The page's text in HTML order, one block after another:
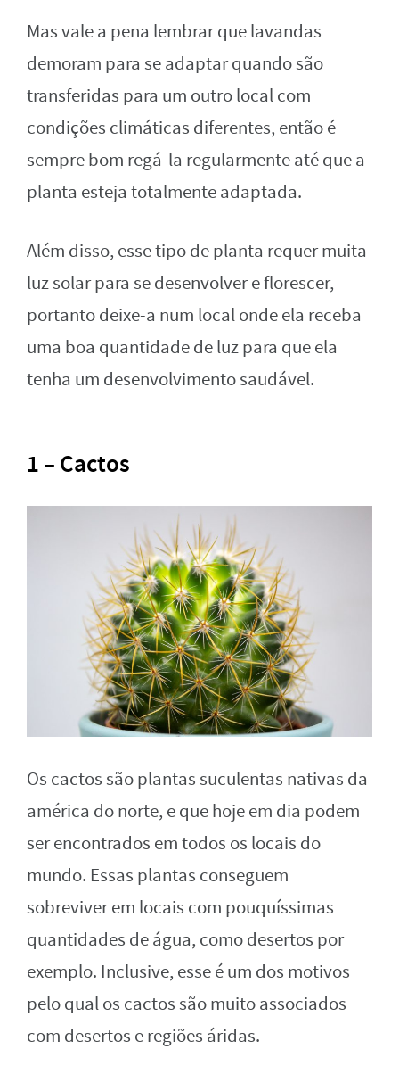
Mas vale a pena lembrar que lavandas
demoram para se adaptar quando são
transferidas para um outro local com
condições climáticas diferentes, então é
sempre bom regá-la regularmente até que a
planta esteja totalmente adaptada.
Além disso, esse tipo de planta requer muita
luz solar para se desenvolver e florescer,
portanto deixe-a num local onde ela receba
uma boa quantidade de luz para que ela
tenha um desenvolvimento saudável.
1 – Cactos
Os cactos são plantas suculentas nativas da
américa do norte, e que hoje em dia podem
ser encontrados em todos os locais do
mundo. Essas plantas conseguem
sobreviver em locais com pouquíssimas
quantidades de água, como desertos por
exemplo. Inclusive, esse é um dos motivos
pelo qual os cactos são muito associados
com desertos e regiões áridas.